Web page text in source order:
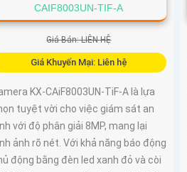
CAIF8003UN-TIF-A
Giá Bán: LIÊN HỆ
Giá Khuyến Mại: Liên hệ
KX-CAiF8003UN-TiF-A là lựa
tuyệt vời cho việc giám sát an
với độ phân giải 8MP, mang lại
ảnh rõ nét. Với khả năng báo động
động bằng đèn led xanh đỏ và còi